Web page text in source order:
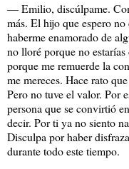
― Emilio, discúlpame.
más. El hijo que espero
haberme enamorado de
no lloré porque no
porque me remuerde la
me mereces. Hace rato
Pero no tuve el valor. Por
persona que se convirtió
decir. Por ti ya no siento
Disculpa por haber
durante todo este tiempo.